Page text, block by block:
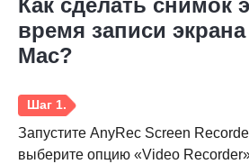
Как сделать снимок
время записи
Mac?
Запустите AnyRec Screen
выберите опцию «Video